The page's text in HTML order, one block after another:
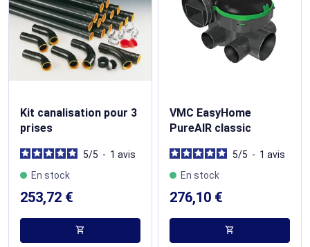
Kit canalisation pour 3
prises
5/5 - 1 avis
En stock
253,72 €
shopping_cart
VMC EasyHome
PureAIR classic
5/5 - 1 avis
En stock
276,10 €
shopping_cart